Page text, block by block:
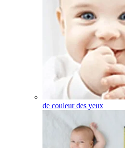
de couleur des yeux